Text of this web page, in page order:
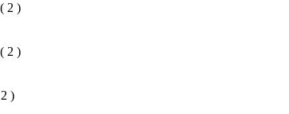
( 2 )
( 2 )
)